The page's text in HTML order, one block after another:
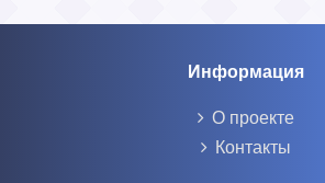
Информация
О проекте
Контакты